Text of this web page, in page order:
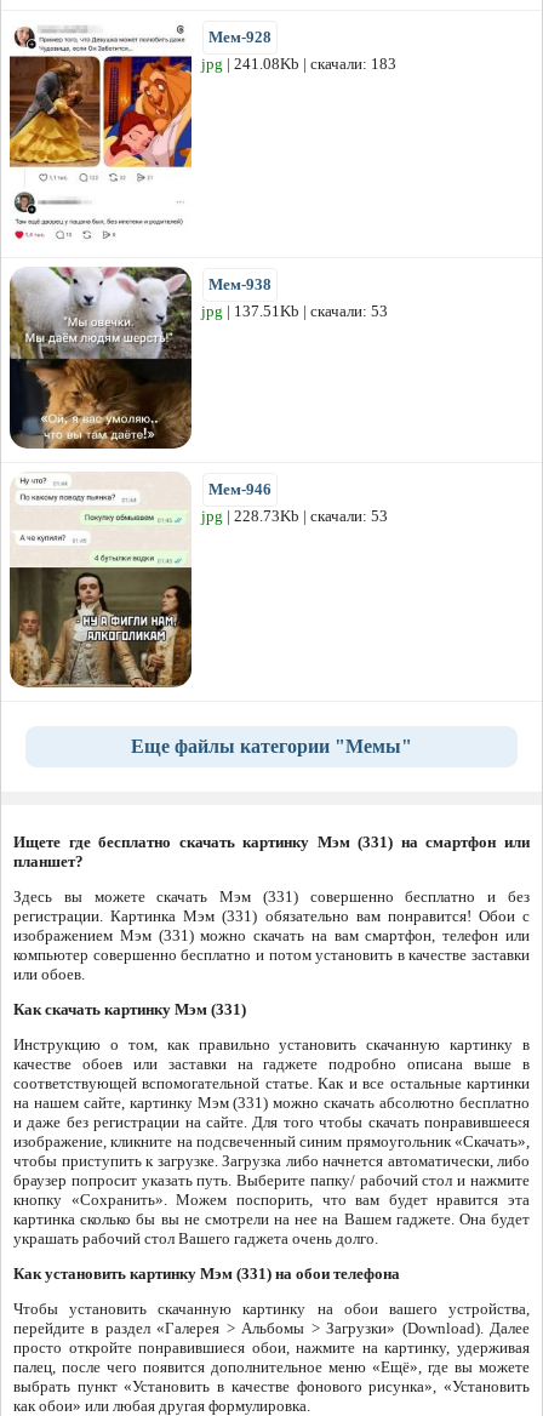
Мем-928
jpg | 241.08Kb | скачали: 183
Мем-938
jpg | 137.51Kb | скачали: 53
Мем-946
jpg | 228.73Kb | скачали: 53
Еще файлы категории "Мемы"
Ищете где бесплатно скачать картинку Мэм (331) на смартфон или
планшет?
Здесь вы можете скачать Мэм (331) совершенно бесплатно и без
регистрации. Картинка Мэм (331) обязательно вам понравится! Обои с
изображением Мэм (331) можно скачать на вам смартфон, телефон или
компьютер совершенно бесплатно и потом установить в качестве заставки
или обоев.
Как скачать картинку Мэм (331)
Инструкцию о том, как правильно установить скачанную картинку в
качестве обоев или заставки на гаджете подробно описана выше в
соответствующей вспомогательной статье. Как и все остальные картинки
на нашем сайте, картинку Мэм (331) можно скачать абсолютно бесплатно
и даже без регистрации на сайте. Для того чтобы скачать понравившееся
изображение, кликните на подсвеченный синим прямоугольник «Скачать»,
чтобы приступить к загрузке. Загрузка либо начнется автоматически, либо
браузер попросит указать путь. Выберите папку/ рабочий стол и нажмите
кнопку «Сохранить». Можем поспорить, что вам будет нравится эта
картинка сколько бы вы не смотрели на нее на Вашем гаджете. Она будет
украшать рабочий стол Вашего гаджета очень долго.
Как установить картинку Мэм (331) на обои телефона
Чтобы установить скачанную картинку на обои вашего устройства,
перейдите в раздел «Галерея > Альбомы > Загрузки» (Download). Далее
просто откройте понравившиеся обои, нажмите на картинку, удерживая
палец, после чего появится дополнительное меню «Ещё», где вы можете
выбрать пункт «Установить в качестве фонового рисунка», «Установить
как обои» или любая другая формулировка.